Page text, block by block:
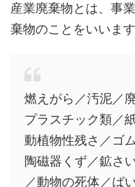
産業廃棄物とは、事
棄物のことをいいます
燃えがら／汚泥／
プラスチック類／
動植物性残さ／ゴ
陶磁器くず／鉱さ
／動物の死体／ば